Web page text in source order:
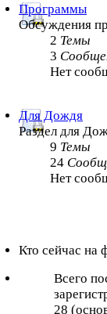
Программы
Обсуждения
2 Темы
3
Нет
Для Дождя
Раздел для
9 Темы
24
Нет
Кто сейчас на
Всего
28